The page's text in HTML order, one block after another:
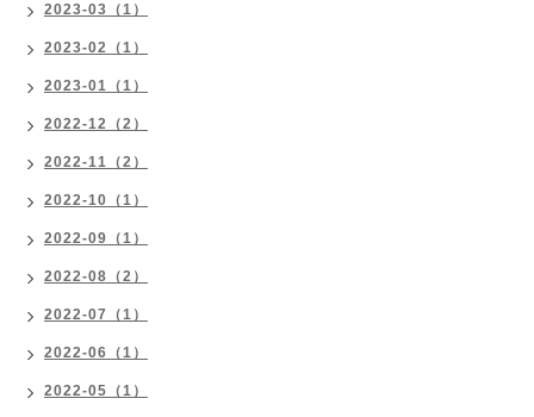
2023-03（1）
2023-02（1）
2023-01（1）
2022-12（2）
2022-11（2）
2022-10（1）
2022-09（1）
2022-08（2）
2022-07（1）
2022-06（1）
2022-05（1）